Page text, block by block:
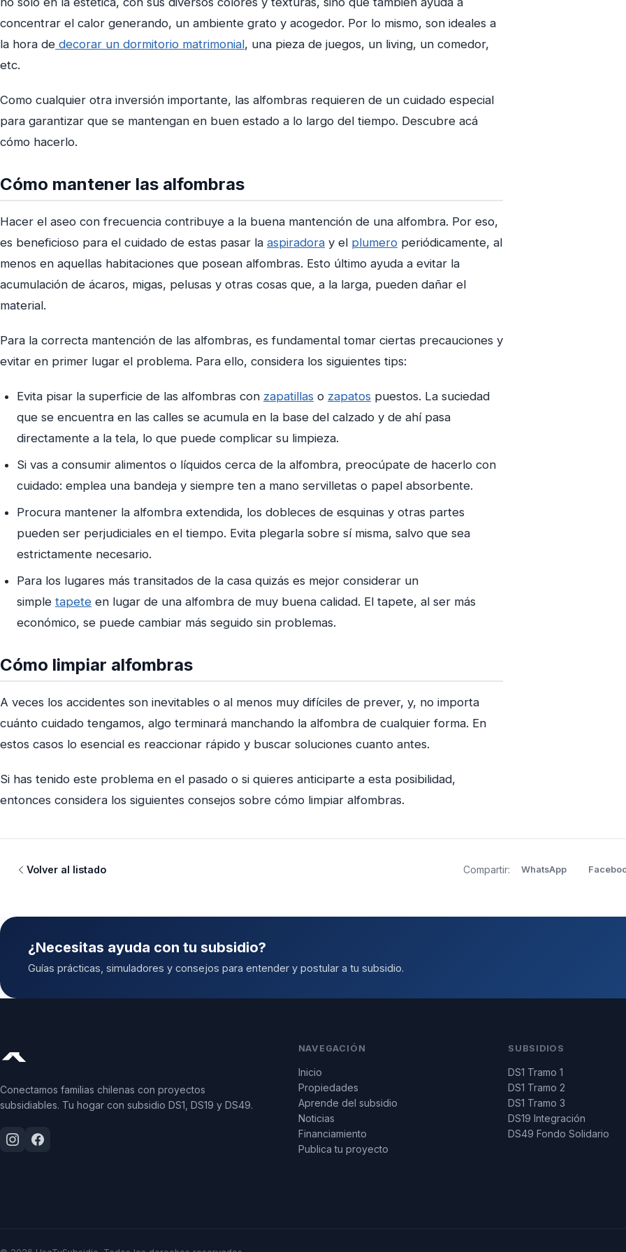
hipotecario
concentrar el calor generando, un ambiente grato y acogedor. Por lo mismo, son ideales a
la hora de decorar un dormitorio matrimonial, una pieza de juegos, un living, un comedor,
etc.
Como cualquier otra inversión importante, las alfombras requieren de un cuidado especial
para garantizar que se mantengan en buen estado a lo largo del tiempo. Descubre acá
cómo hacerlo.
Cómo mantener las alfombras
Hacer el aseo con frecuencia contribuye a la buena mantención de una alfombra. Por eso,
es beneficioso para el cuidado de estas pasar la aspiradora y el plumero periódicamente, al
menos en aquellas habitaciones que posean alfombras. Esto último ayuda a evitar la
acumulación de ácaros, migas, pelusas y otras cosas que, a la larga, pueden dañar el
material.
Para la correcta mantención de las alfombras, es fundamental tomar ciertas precauciones y
evitar en primer lugar el problema. Para ello, considera los siguientes tips:
Evita pisar la superficie de las alfombras con zapatillas o zapatos puestos. La suciedad
que se encuentra en las calles se acumula en la base del calzado y de ahí pasa
directamente a la tela, lo que puede complicar su limpieza.
Si vas a consumir alimentos o líquidos cerca de la alfombra, preocúpate de hacerlo con
cuidado: emplea una bandeja y siempre ten a mano servilletas o papel absorbente.
Procura mantener la alfombra extendida, los dobleces de esquinas y otras partes
pueden ser perjudiciales en el tiempo. Evita plegarla sobre sí misma, salvo que sea
estrictamente necesario.
Para los lugares más transitados de la casa quizás es mejor considerar un
simple tapete en lugar de una alfombra de muy buena calidad. El tapete, al ser más
económico, se puede cambiar más seguido sin problemas.
Cómo limpiar alfombras
A veces los accidentes son inevitables o al menos muy difíciles de prever, y, no importa
cuánto cuidado tengamos, algo terminará manchando la alfombra de cualquier forma. En
estos casos lo esencial es reaccionar rápido y buscar soluciones cuanto antes.
Si has tenido este problema en el pasado o si quieres anticiparte a esta posibilidad,
entonces considera los siguientes consejos sobre cómo limpiar alfombras.
Volver al listado Compartir: WhatsApp
¿Necesitas ayuda con tu subsidio?
Guías prácticas, simuladores y consejos para entender y postular a tu subsidio.
Conectamos familias chilenas con proyectos
subsidiables. Tu hogar con subsidio DS1, DS19 y DS49.
NAVEGACIÓN
Inicio
Propiedades
Aprende del subsidio
Noticias
Financiamiento
Publica tu proyecto
SUBSIDIOS
DS1 Tramo 1
DS1 Tramo 2
DS1 Tramo 3
DS19 Integración
DS49 Fondo Solidario